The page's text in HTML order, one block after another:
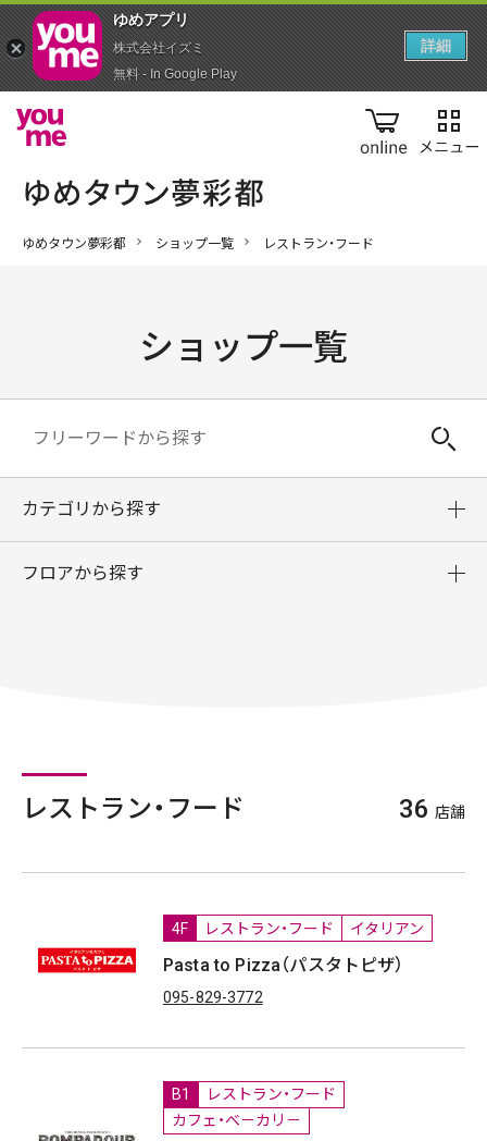
online
ゆめタウン夢彩都 ショップ一覧 レストラン・フード
ショップ一覧
カテゴリから探す
フロアから探す
レストラン・フード 36 店舗
4F レストラン・フード イタリアン
Pasta to Pizza（パスタトピザ）
095-829-3772
B1
レストラン・フード
カフェ・べ－カリ－
ゆめアプ‪リ‬
株式会社イズミ
無料 - In Google Play
詳細